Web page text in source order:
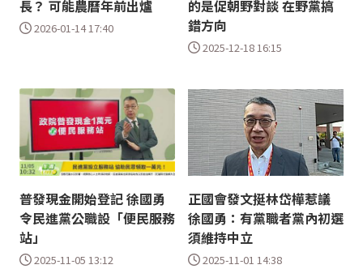
長？ 可能農曆年前出爐
2026-01-14 17:40
的是促朝野對談 在野黨搞
錯方向
2025-12-18 16:15
普發現金開始登記 徐國勇
令民進黨公職設「便民服務
站」
2025-11-05 13:12
正國會發文挺林岱樺惹議
徐國勇：有黨職者黨內初選
須維持中立
2025-11-01 14:38